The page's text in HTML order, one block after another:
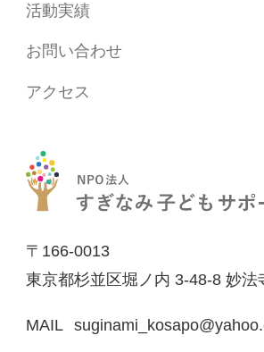
活動実績
お問い合わせ
アクセス
〒166-0013
東京都杉並区堀ノ内 3-48-8 妙法
MAIL suginami_kosapo 「"@"